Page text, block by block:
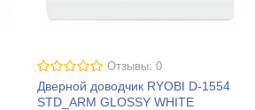
Отзывы: 0
Дверной доводчик RYOBI D-1554
STD_ARM GLOSSY WHITE